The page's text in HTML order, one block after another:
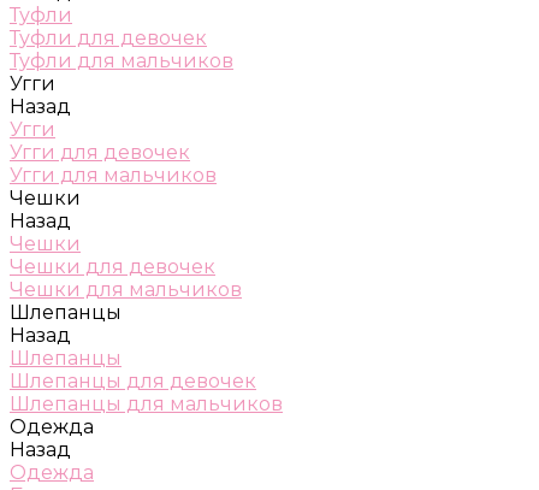
Туфли
Туфли для девочек
Туфли для мальчиков
Угги
Назад
Угги
Угги для девочек
Угги для мальчиков
Чешки
Назад
Чешки
Чешки для девочек
Чешки для мальчиков
Шлепанцы
Назад
Шлепанцы
Шлепанцы для девочек
Шлепанцы для мальчиков
Одежда
Назад
Одежда